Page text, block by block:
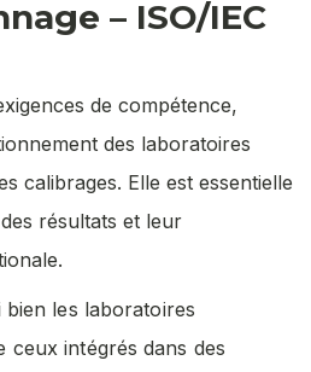
– ISO/IEC
de compétence,
des laboratoires
calibrages. Elle est essentielle
résultats et leur
bien les laboratoires
ceux intégrés dans des